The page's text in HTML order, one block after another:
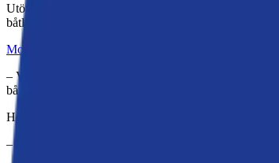
Utöver de praktiska vinsterna med fler båtplatser och
båtliv. Torpet i området bevaras, vilket ger platsen en
Monica Brohede Tellström
(L), gruppledare, ser
– Vi vill att skärgården ska vara tillgänglig för fler
båtliv. Att torpet bevaras gör också att området
Hon betonar också vikten av att satsningen bidrar till
– Genom att satsa på en modern och hållbar